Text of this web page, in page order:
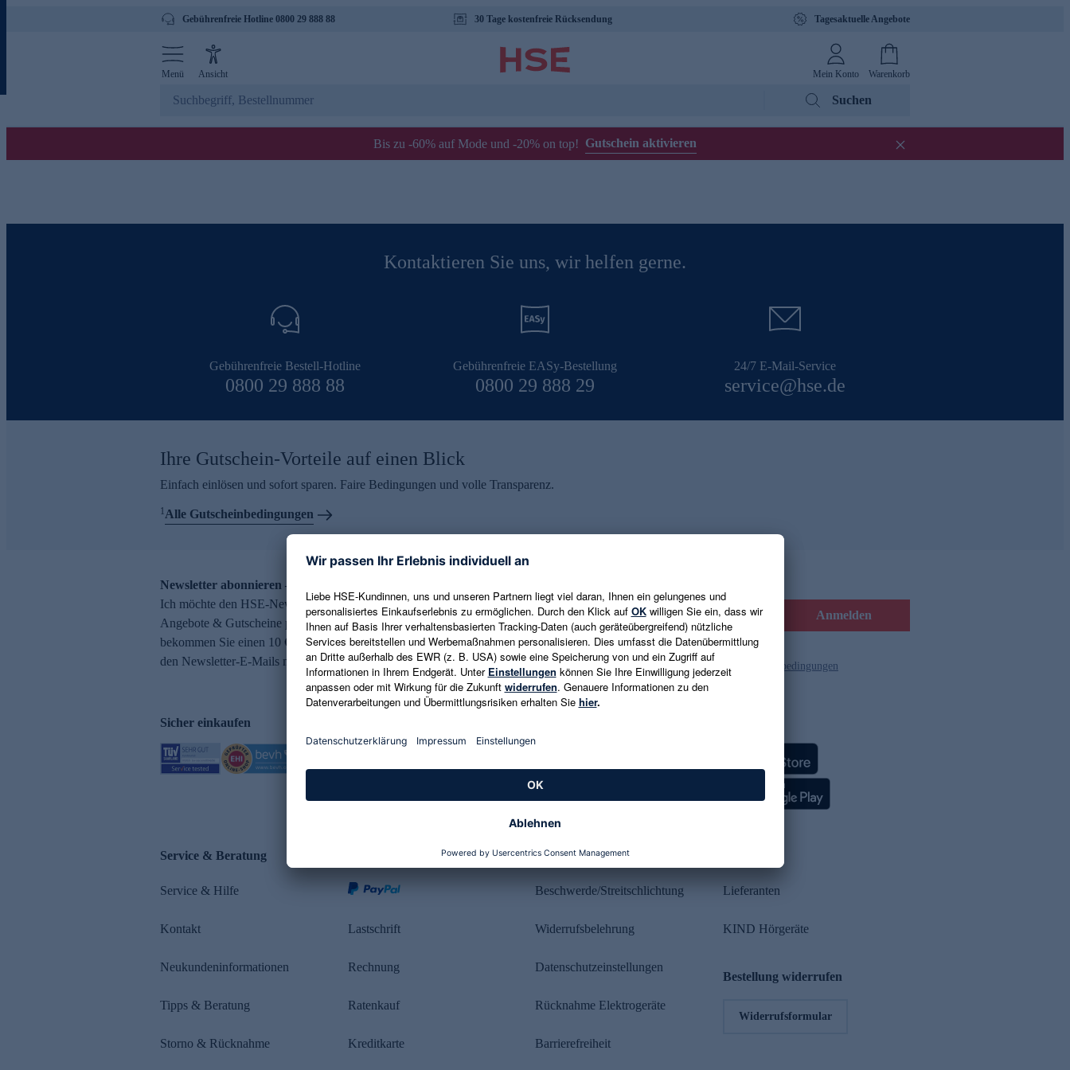
Gebührenfreie Hotline 0800 29 888 88 30 Tage kostenfreie Rücksendung Tagesaktuelle Angebote
Menü Ansicht Mein Konto Warenkorb
Suchen
Bis zu -60% auf Mode und -20% on top! Gutschein aktivieren
Kontaktieren Sie uns, wir helfen gerne.
Gebührenfreie Bestell-Hotline
0800 29 888 88
Gebührenfreie EASy-Bestellung
0800 29 888 29
24/7 E-Mail-Service
service@hse.de
Ihre Gutschein-Vorteile auf einen Blick
Einfach einlösen und sofort sparen. Faire Bedingungen und volle Transparenz.
1Alle Gutscheinbedingungen
Newsletter abonnieren – 10 € Gutschein erhalten
Ich möchte den HSE-Newsletter abonnieren und aktuelle Trends,
Angebote & Gutscheine per E-Mail erhalten. Als Dankeschön
bekommen Sie einen 10 € Gutschein. Eine Abmeldung ist jederzeit in
den Newsletter-E-Mails möglich.
E-Mail-Adresse eingeben Anmelden
Es gelten die Datenschutzrichtlinien und die Gutscheinbedingungen
Sicher einkaufen
Service & Beratung
Service & Hilfe
Kontakt
Neukundeninformationen
Tipps & Beratung
Storno & Rücknahme
Lastschrift
Rechnung
Ratenkauf
Kreditkarte
Rechtliches
Beschwerde/Streitschlichtung
Widerrufsbelehrung
Datenschutzeinstellungen
Rücknahme Elektrogeräte
Barrierefreiheit
Lieferanten
KIND Hörgeräte
Bestellung widerrufen
Widerrufsformular